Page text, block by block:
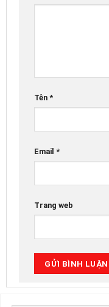
Tên *
Email *
Trang web